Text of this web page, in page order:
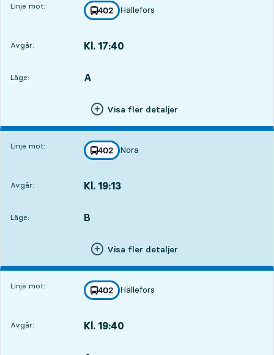
Linje mot: linje
402
mot
Hällefors
,
Avgår: Kl. 17:40
Läge:
LÄGE, A
,
Visa fler detaljer
Linje mot: linje
402
mot
Nora
,
Avgår: Kl. 19:13
Läge:
LÄGE, B
,
Visa fler detaljer
Linje mot: linje
402
mot
Hällefors
,
Avgår: Kl. 19:40